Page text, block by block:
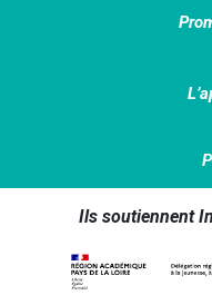
Ils soutiennent